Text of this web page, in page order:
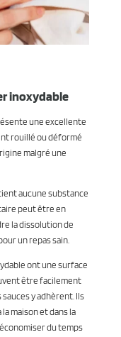
inoxydable
une excellente
rouillé ou déformé
malgré une
aucune substance
peut être en
la dissolution de
un repas sain.
ont une surface
être facilement
y adhèrent. Ils
maison et dans la
du temps